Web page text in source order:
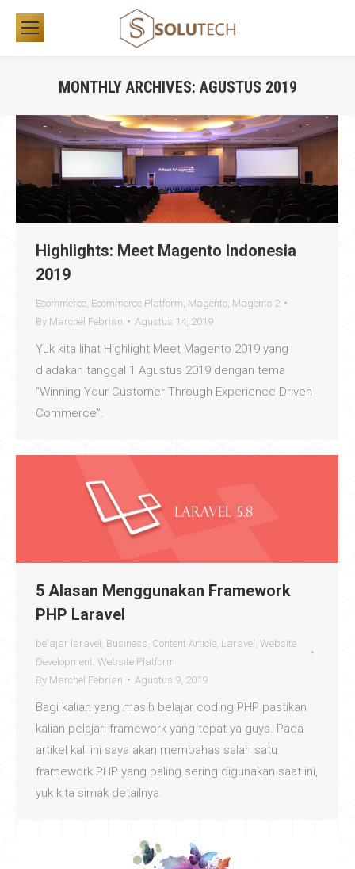
MONTHLY ARCHIVES: AGUSTUS 2019
Highlights: Meet Magento Indonesia
2019
Ecommerce Ecommerce Platform Magento Magento 2
By Marchel Febrian Agustus 14, 2019
Yuk kita lihat Highlight Meet Magento 2019 yang
diadakan tanggal 1 Agustus 2019 dengan tema
“Winning Your Customer Through Experience Driven
Commerce”.
5 Alasan Menggunakan Framework
PHP Laravel
belajar laravel Business Content Article Laravel Website
Development Website Platform
By Marchel Febrian Agustus 9, 2019
Bagi kalian yang masih belajar coding PHP pastikan
kalian pelajari framework yang tepat ya guys. Pada
artikel kali ini saya akan membahas salah satu
framework PHP yang paling sering digunakan saat ini,
yuk kita simak detailnya.